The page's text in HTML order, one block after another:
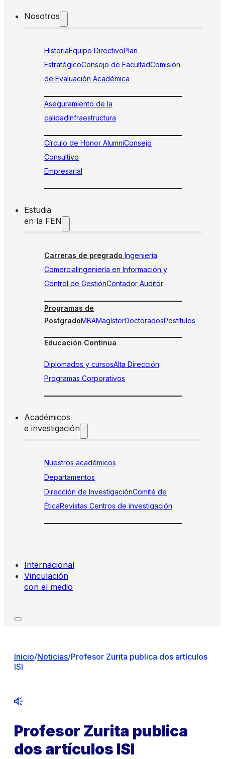
Nosotros
HistoriaEquipo DirectivoPlan
EstratégicoConsejo de FacultadComisión
de Evaluación Académica
Aseguramiento de la
calidadInfraestructura
Círculo de Honor AlumniConsejo
Consultivo
Empresarial
Estudia
en la FEN
Carreras de pregrado Ingeniería
ComercialIngeniería en Información y
Control de GestiónContador Auditor
Programas de
PostgradoMBAMagísterDoctoradosPostítulos
Educación Continua
Diplomados y cursosAlta Dirección
Programas Corporativos
Académicos
e investigación
Nuestros académicos
Departamentos
Dirección de InvestigaciónComité de
ÉticaRevistas Centros de investigación
Internacional
Vinculación
con el medio
Inicio/Noticias/Profesor Zurita publica dos artículos
ISI
Profesor Zurita publica
dos artículos ISI